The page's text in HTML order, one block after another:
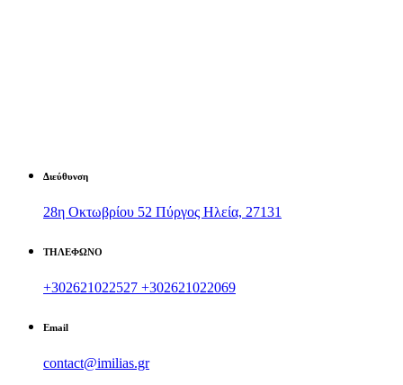
Email
contact@imilias.gr
Aκουστέ ζωντανά
Υποσέλιδο
Αρχιερατικές Περιφέρειες
Μονές